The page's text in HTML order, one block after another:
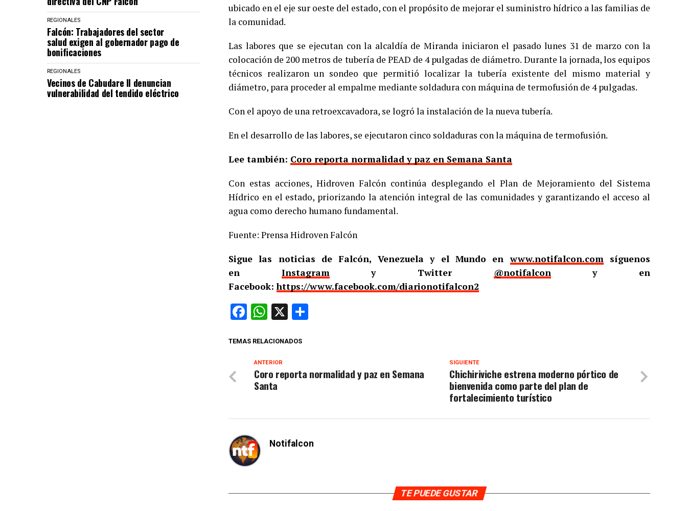
REGIONALES
Falcón: Trabajadores del sector
salud exigen al gobernador pago de
bonificaciones
REGIONALES
Vecinos de Cabudare II denuncian
vulnerabilidad del tendido eléctrico
ubicado en el eje sur oeste del estado, con el propósito de mejorar el suministro hídrico a las familias de
la comunidad.
Las labores que se ejecutan con la alcaldía de Miranda iniciaron el pasado lunes 31 de marzo con la
colocación de 200 metros de tubería de PEAD de 4 pulgadas de diámetro. Durante la jornada, los equipos
técnicos realizaron un sondeo que permitió localizar la tubería existente del mismo material y
diámetro, para proceder al empalme mediante soldadura con máquina de termofusión de 4 pulgadas.
Con el apoyo de una retroexcavadora, se logró la instalación de la nueva tubería.
En el desarrollo de las labores, se ejecutaron cinco soldaduras con la máquina de termofusión.
Lee también: Coro reporta normalidad y paz en Semana Santa
Con estas acciones, Hidroven Falcón continúa desplegando el Plan de Mejoramiento del Sistema
Hídrico en el estado, priorizando la atención integral de las comunidades y garantizando el acceso al
agua como derecho humano fundamental.
Fuente: Prensa Hidroven Falcón
Sigue las noticias de Falcón, Venezuela y el Mundo enwww.notifalcon.comsíguenos
en Instagramy Twitter @notifalcony en
Facebook:https://www.facebook.com/diarionotifalcon2
Facebook
WhatsApp
X
TEMAS RELACIONADOS
SIGUIENTE
Chichiriviche estrena moderno pórtico de
bienvenida como parte del plan de
fortalecimiento turístico
ANTERIOR
Coro reporta normalidad y paz en Semana
Santa
Notifalcon
TE PUEDE GUSTAR